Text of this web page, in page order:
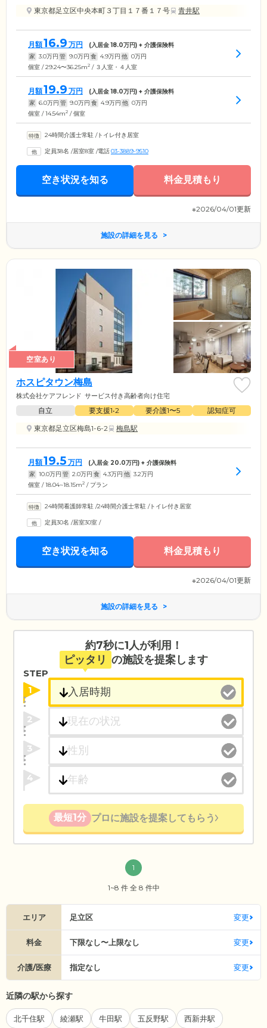
東京都足立区中央本町３丁目１７番１７号
青井駅
月額16.9 万円 (入居金18.0万円) + 介護保険料
家 3.0万円 管 9.0万円 食 4.9万円 他 0万円
個室 / 29.24〜36.25m2 / ３人室・４人室
月額19.9 万円 (入居金18.0万円) + 介護保険料
家 6.0万円 管 9.0万円 食 4.9万円 他 0万円
個室 / 14.54m2 / 個室
24時間介護士常駐 /トイレ付き居室
定員38名 /居室8室 /電話03-3889-9510
空き状況を知る 料金見積もり
※2026/04/01更新
施設の詳細を見る
空室あり
ホスピタウン梅島
株式会社ケアフレンド サービス付き高齢者向け住宅
自立 要支援1•2 要介護1〜5
認知症可
東京都足立区梅島1-6-2
梅島駅
月額19.5 万円 (入居金 20.0万円) + 介護保険料
家 10.0万円 管 2.0万円 食 4.3万円 他 3.2万円
個室 / 18.04~18.15m2 / プラン
24時間看護師常駐 /24時間介護士常駐 /トイレ付き居室
定員30名 /居室30室 /
空き状況を知る 料金見積もり
※2026/04/01更新
施設の詳細を見る
約7秒に1人が利用！
ピッタリ の施設を提案します
STEP
1
2
3
4
最短1分 プロに施設を提案してもらう
1
1~8 件 全 8 件中
エリア 足立区 変更
料金 下限なし〜上限なし 変更
介護/医療 指定なし 変更
近隣の駅から探す
北千住駅 綾瀬駅 牛田駅 五反野駅 西新井駅